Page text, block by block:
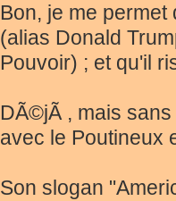
Bon, je me
(alias Donald
Pouvoir) ; et qu'il
DÃ©jÃ , mais
avec le Poutineux
Son slogan